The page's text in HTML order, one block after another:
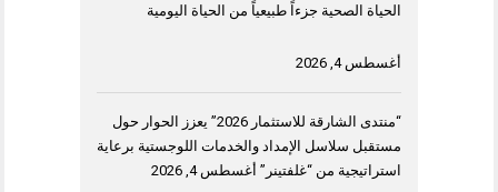
الحياة الصحية جزءاً طبيعياً من الحياة اليومية
أغسطس 4, 2026
“منتدى الشارقة للاستثمار 2026” يعزز الحوار حول
مستقبل سلاسل الإمداد والخدمات اللوجستية برعاية
استراتيجية من “غلفتينر” أغسطس 4, 2026